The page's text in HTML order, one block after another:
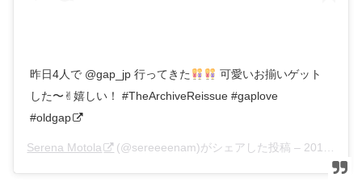
昨日4人で @gap_jp 行ってきた
可愛いお揃いゲット
した〜✌︎嬉しい！ #TheArchiveReissue #gaplove
#oldgap
Serena Motola (@sereeeenam)がシェアした投稿 – 2017年 2月月8日午前2時55分PST